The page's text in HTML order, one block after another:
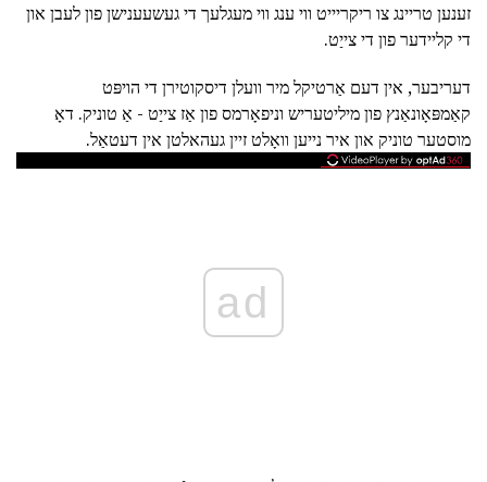
זענען טריינג צו ריקריייט ווי ענג ווי מעגלעך די געשעענישן פון לעבן און
די קליידער פון די צייַט.
דעריבער, אין דעם אַרטיקל מיר וועלן דיסקוטירן די הויפּט
קאַמפּאָונאַנץ פון מיליטעריש וניפאָרמס פון אַז צייַט - אַ טוניק. דאָ
מוסטער טוניק און איר נייען וואָלט זיין געהאלטן אין דעטאַל.
ad